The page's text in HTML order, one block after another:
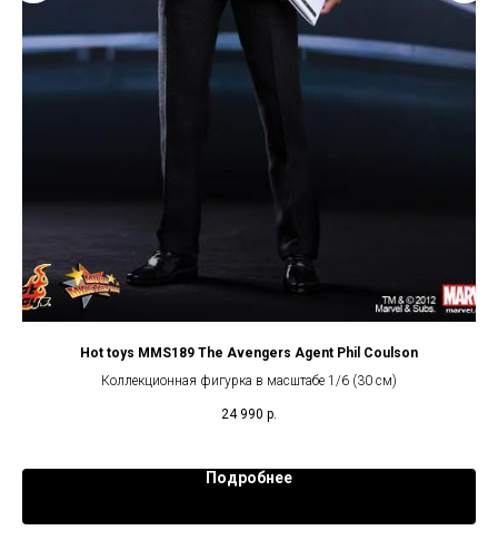
Hot toys MMS189 The Avengers Agent Phil Coulson
Коллекционная фигурка в масштабе 1/6 (30 см)
24 990 р.
Подробнее